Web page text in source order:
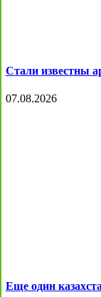
Стали известны
07.08.2026
Еще один